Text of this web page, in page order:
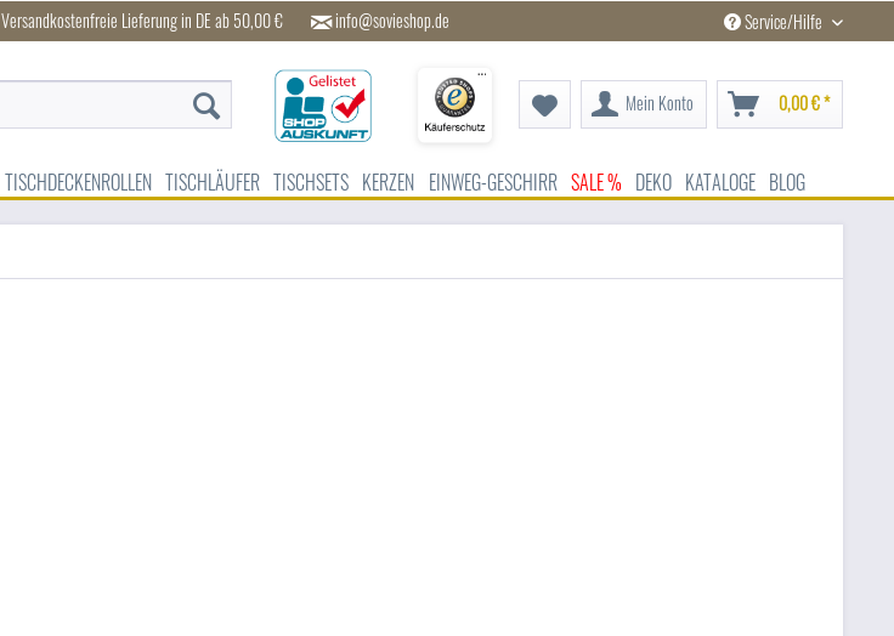
Versandkostenfreie Lieferung in DE ab 50,00 € info@sovieshop.de Service/Hilfe
Mein Konto 0,00 € *
TISCHDECKENROLLEN TISCHLÄUFER TISCHSETS KERZEN EINWEG-GESCHIRR SALE % DEKO KATALOGE BLOG